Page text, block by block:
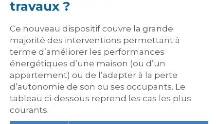
travaux ?
Ce nouveau dispositif couvre la grande
majorité des interventions permettant à
terme d’améliorer les performances
énergétiques d’une maison (ou d’un
appartement) ou de l’adapter à la perte
d’autonomie de son ou ses occupants. Le
tableau ci-dessous reprend les cas les plus
courants.